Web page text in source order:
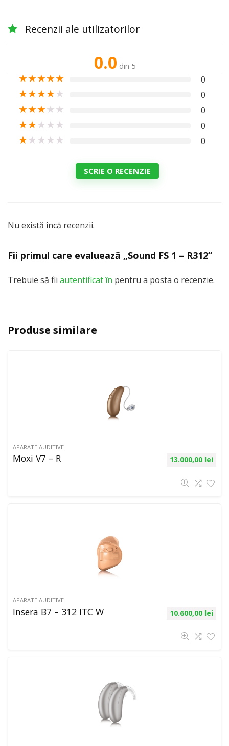
Recenzii ale utilizatorilor
0.0 din 5
★★★★★ 0
★★★★★ 0
★★★★★ 0
★★★★★ 0
★★★★★ 0
SCRIE O RECENZIE
Nu există încă recenzii.
Fii primul care evaluează „Sound FS 1 – R312”
Trebuie să fii autentificat în pentru a posta o recenzie.
Produse similare
APARATE AUDITIVE
Moxi V7 – R 13.000,00 lei
APARATE AUDITIVE
Insera B7 – 312 ITC W 10.600,00 lei